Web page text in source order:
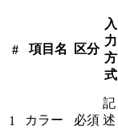
# 項目名 区分
入
力
方
式
1 カラー 必須
記
述